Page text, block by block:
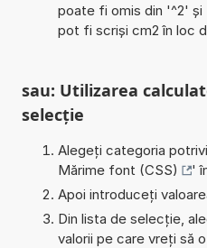
poate fi omis din '^2'
pot fi scriși cm2 în loc
sau: Utilizarea
selecție
Alegeți categoria
Mărime font (CSS)
'
Apoi introduceți
Din lista de selecție,
valorii pe care vreți să